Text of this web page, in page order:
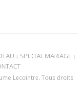
SPECIAL MARIAGE
Lecointre. Tous droits